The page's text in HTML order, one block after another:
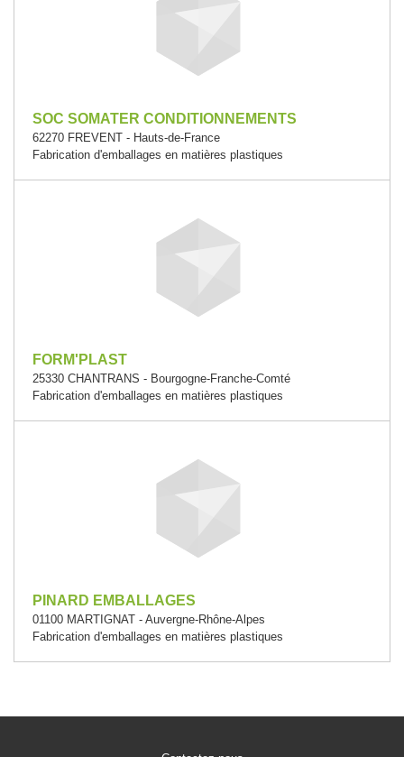
SOC SOMATER CONDITIONNEMENTS
62270 FREVENT - Hauts-de-France
Fabrication d'emballages en matières plastiques
FORM'PLAST
25330 CHANTRANS - Bourgogne-Franche-Comté
Fabrication d'emballages en matières plastiques
PINARD EMBALLAGES
01100 MARTIGNAT - Auvergne-Rhône-Alpes
Fabrication d'emballages en matières plastiques